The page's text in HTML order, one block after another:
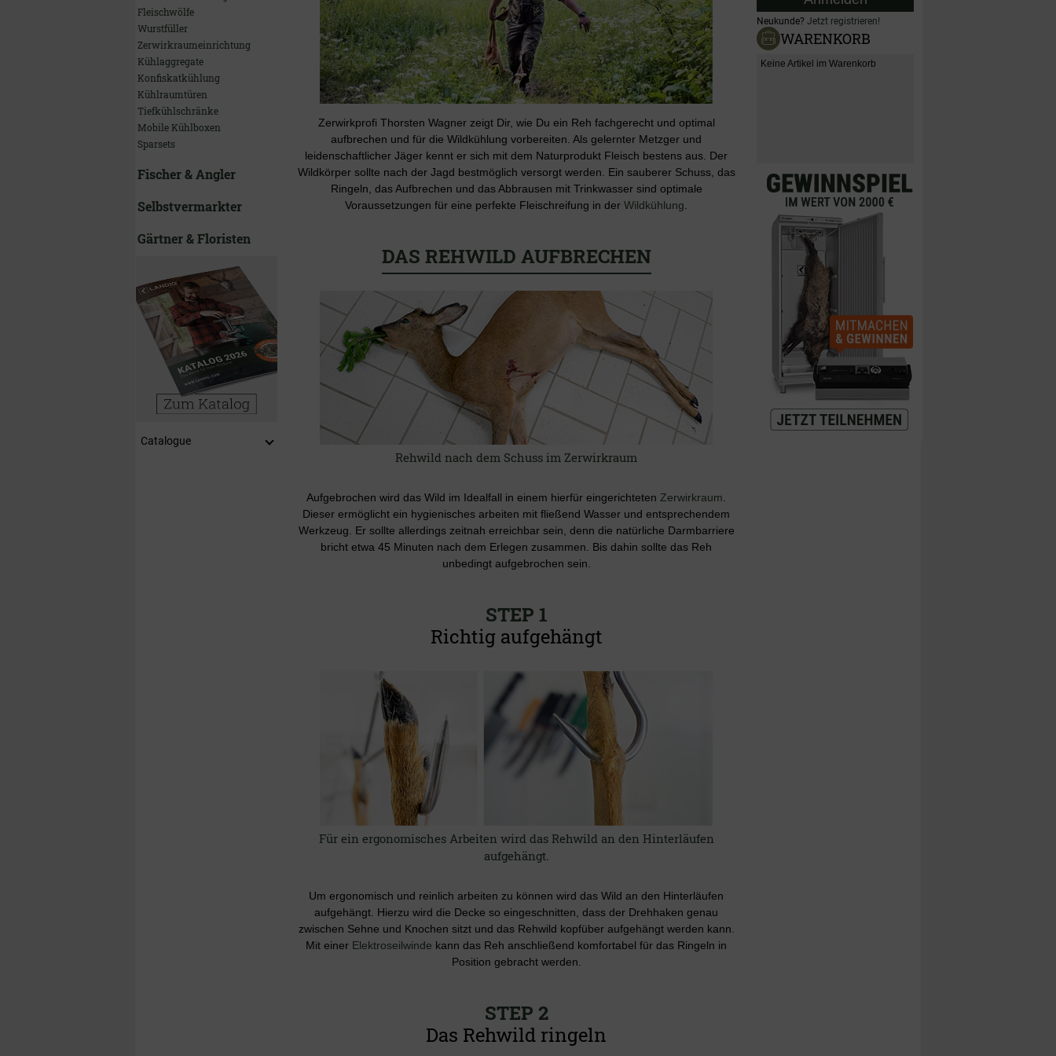
Fleischwölfe
Wurstfüller
Zerwirkraumeinrichtung
Kühlaggregate
Konfiskatkühlung
Kühlraumtüren
Tiefkühlschränke
Mobile Kühlboxen
Sparsets
Fischer & Angler
Selbstvermarkter
Gärtner & Floristen
Catalogue
Zerwirkprofi Thorsten Wagner zeigt Dir, wie Du ein Reh fachgerecht und optimal
aufbrechen und für die Wildkühlung vorbereiten. Als gelernter Metzger und
leidenschaftlicher Jäger kennt er sich mit dem Naturprodukt Fleisch bestens aus. Der
Wildkörper sollte nach der Jagd bestmöglich versorgt werden. Ein sauberer Schuss, das
Ringeln, das Aufbrechen und das Abbrausen mit Trinkwasser sind optimale
Voraussetzungen für eine perfekte Fleischreifung in der Wildkühlung
DAS REHWILD AUFBRECHEN
Rehwild nach dem Schuss im Zerwirkraum
Aufgebrochen wird das Wild im Idealfall in einem hierfür eingerichteten Zerwirkraum
Dieser ermöglicht ein hygienisches arbeiten mit fließend Wasser und entsprechendem
Werkzeug. Er sollte allerdings zeitnah erreichbar sein, denn die natürliche Darmbarriere
bricht etwa 45 Minuten nach dem Erlegen zusammen. Bis dahin sollte das Reh
unbedingt aufgebrochen sein.
STEP 1
Richtig aufgehängt
Für ein ergonomisches Arbeiten wird das Rehwild an den Hinterläufen
aufgehängt.
Um ergonomisch und reinlich arbeiten zu können wird das Wild an den Hinterläufen
aufgehängt. Hierzu wird die Decke so eingeschnitten, dass der Drehhaken genau
zwischen Sehne und Knochen sitzt und das Rehwild kopfüber aufgehängt werden kann.
Mit einer Elektroseilwinde kann das Reh anschließend komfortabel für das Ringeln in
Position gebracht werden.
STEP 2
Das Rehwild ringeln
Neukunde? Jetzt registrieren!
WARENKORB
Keine Artikel im Warenkorb